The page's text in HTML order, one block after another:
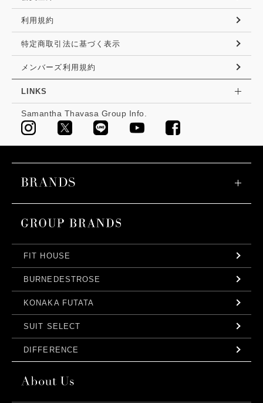
利用規約
特定商取引法に基づく表示
メンバーズ利用規約
LINKS
Samantha Thavasa Group Info.
FIT HOUSE
BURNEDESTROSE
KONAKA FUTATA
SUIT SELECT
DIFFERENCE